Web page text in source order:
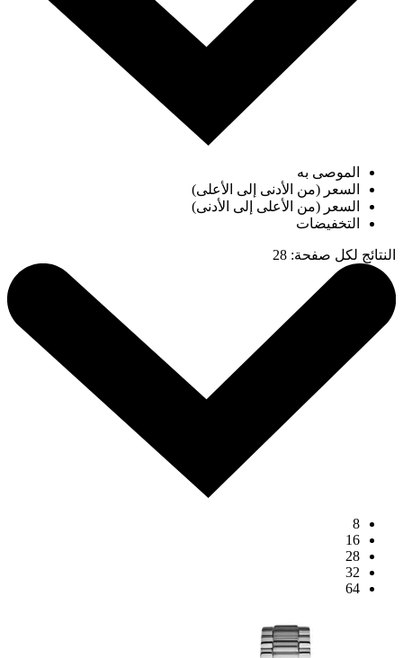
الموصى به
السعر (من الأدنى إلى الأعلى)
السعر (من الأعلى إلى الأدنى)
التخفيضات
النتائج لكل صفحة:
28
8
16
28
32
64